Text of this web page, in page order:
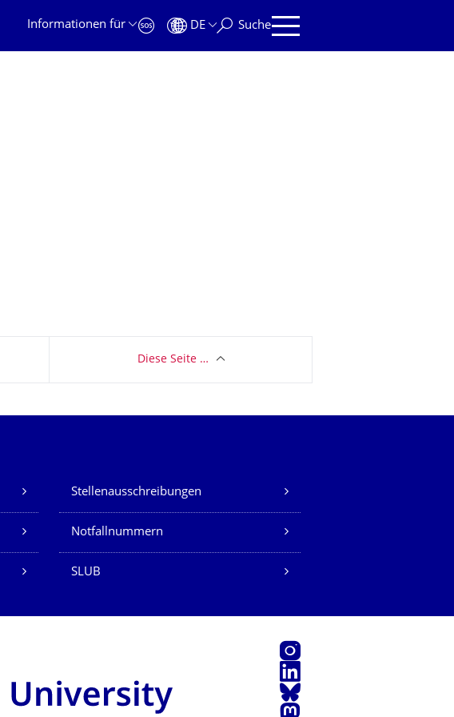
Informationen für
DE Suche
Diese Seite …
Stellenausschreibungen
Notfallnummern
SLUB
Instagram
LinkedIn
Bluesky
Mastodon